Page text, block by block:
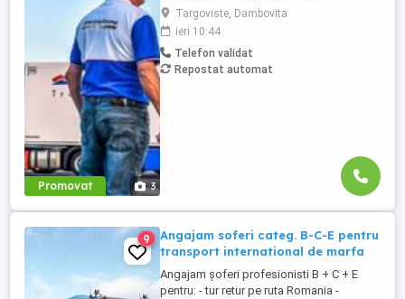
Promovat 3
internațională și stabilă? Atunci vino în
echipa Heisterkamp! Angajăm șoferi cu
sau fără experiență și echipaje pentru
transport internațional. Beneficii: training
de inițiere la începutul activității în cadrul
Targoviste, Dambovita
ieri 10:44
Telefon validat
Repostat automat
9
Angajam soferi categ. B-C-E pentru
transport international de marfa
Angajam șoferi profesionisti B + C + E
pentru: - tur retur pe ruta Romania -